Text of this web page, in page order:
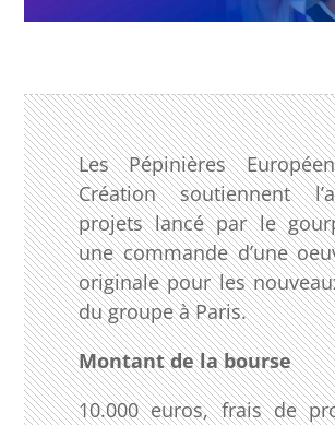
Les Pépinières
Création soutiennent
projets lancé par le
une commande d’une
originale pour les
du groupe à Paris.
Montant de la bourse
10.000 euros, frais de